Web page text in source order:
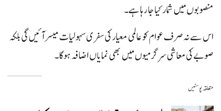
منصوبوں میں شمار کیا جا رہا ہے۔
اس سے نہ صرف عوام کو عالمی معیار کی سفری سہولیات میسر آئیں گی بلکہ
صوبے کی معاشی سرگرمیوں میں بھی نمایاں اضافہ ہوگا۔
متعلقہ پوسٹیں